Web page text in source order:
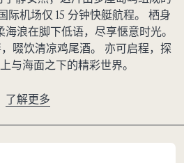
际机场仅 15 分钟快艇航程。 栖身
浪在脚下低语，尽享惬意时光。
啜饮清凉鸡尾酒。 亦可启程，探
与海面之下的精彩世界。
了解更多